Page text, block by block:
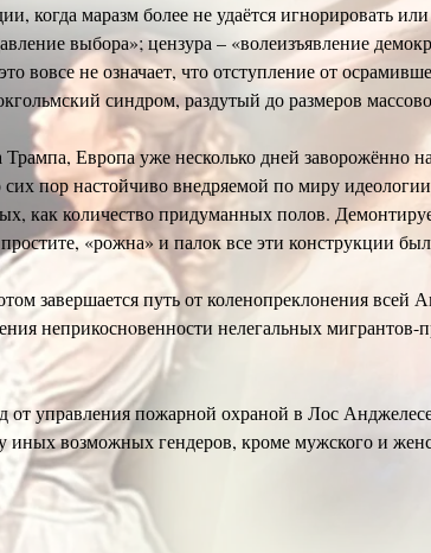
когда маразм более не удаётся игнорировать
выбора»; цензура – «волеизъявление
вовсе не означает, что отступление от
синдром, раздутый до размеров
Европа уже несколько дней заворожённо
пор настойчиво внедряемой по миру
как количество придуманных полов.
«рожна» и палок все эти конструкции
завершается путь от коленопреклонения
неприкоснoвенности нелегальных
от управления пожарной охраной в Лос
возможных гендеров, кроме мужского и
«меньшинств» так ощутимо
всех, не желающих соответствовать